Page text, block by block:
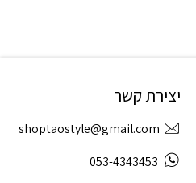
יצירת קשר
shoptaostyle@gmail.com
053-4343453